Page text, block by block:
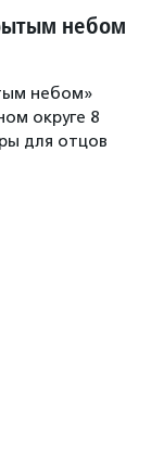
небом
небом»
округе 8
для отцов